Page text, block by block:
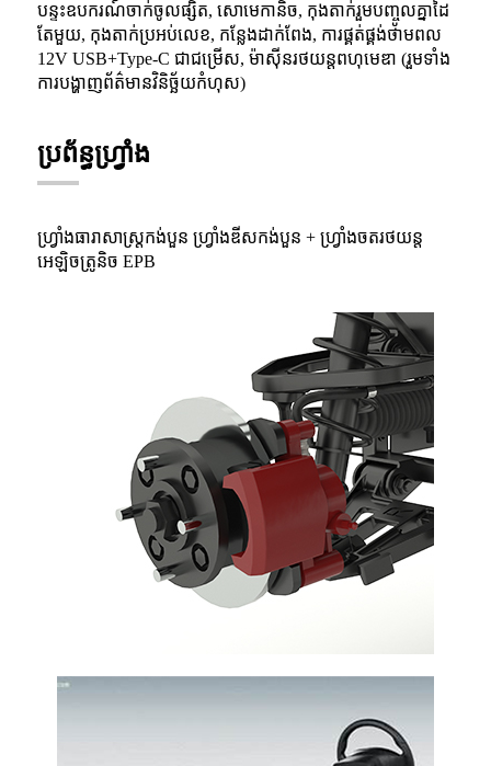
បន្ទះឧបករណ៍ចាក់ចូលផ្សិត, សោមេកានិច, កុងតាក់រួមបញ្ចូលគ្នាដៃ
តែមួយ, កុងតាក់ប្រអប់លេខ, កន្លែងដាក់ពែង, ការផ្គត់ផ្គង់ថាមពល
12V USB+Type-C ជាជម្រើស, ម៉ាស៊ីនរថយន្តពហុមេឌា (រួមទាំង
ការបង្ហាញព័ត៌មានវិនិច្ឆ័យកំហុស)
ប្រព័ន្ធហ្វ្រាំង
ហ្វ្រាំងធារាសាស្ត្រកង់បួន ហ្វ្រាំងឌីសកង់បួន + ហ្វ្រាំងចតរថយន្ត
អេឡិចត្រូនិច EPB